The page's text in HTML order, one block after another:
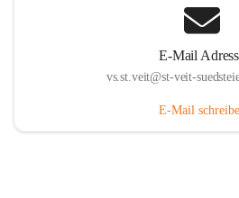
E-Mail
vs.st.veit@st-veit-
E-Mail